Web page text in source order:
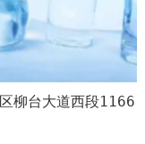
柳台大道西段1166